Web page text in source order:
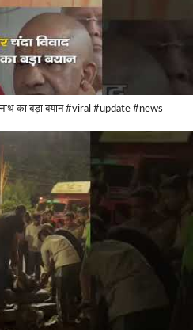
का बड़ा बयान #viral #update #news